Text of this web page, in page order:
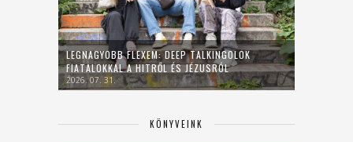
LEGNAGYOBB FLEXEM: DEEP TALKINGOLOK
FIATALOKKAL A HITRŐL ÉS JÉZUSRÓL
2026. 07. 31.
KÖNYVEINK